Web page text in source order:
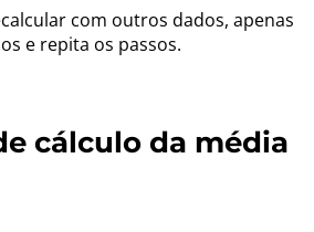
com outros dados, apenas
e repita os passos.
cálculo da média